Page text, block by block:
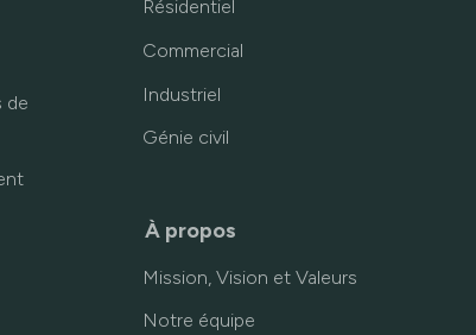
de
Résidentiel
Commercial
Industriel
Génie civil
À propos
Mission, Vision et Valeurs
Notre équipe